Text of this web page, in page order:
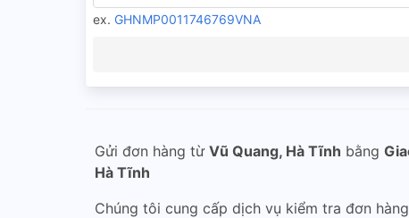
ex. GHNMP0011746769VNA
Gửi đơn hàng từ Vũ Quang, Hà Tĩnh bằng
Hà Tĩnh
Chúng tôi cung cấp dịch vụ kiểm tra đơn